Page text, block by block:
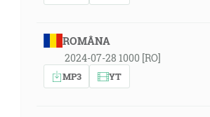
ROMÂNA
2024-07-28 1000 [RO]
MP3 YT